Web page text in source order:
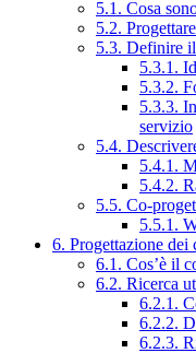
5.1. Cosa
5.2.
5.3. Definire
5.3.1.
5.3.2.
5.3.3.
servizio
5.4.
5.4.1.
5.4.2.
5.5. Co-
5.5.1.
6. Progettazione dei
6.1. Cos’è il
6.2. Ricerca
6.2.1.
6.2.2.
6.2.3.